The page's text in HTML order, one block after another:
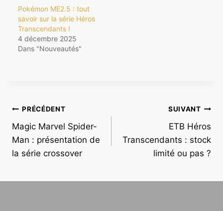
Pokémon ME2.5 : tout
savoir sur la série Héros
Transcendants !
4 décembre 2025
Dans "Nouveautés"
Navigation
de
l’article
PRÉCÉDENT
Magic Marvel Spider-
Man : présentation de
la série crossover
SUIVANT
ETB Héros
Transcendants : stock
limité ou pas ?